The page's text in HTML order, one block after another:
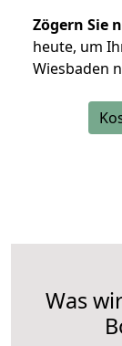
Zögern Sie
heute, um
Wiesbaden
Was